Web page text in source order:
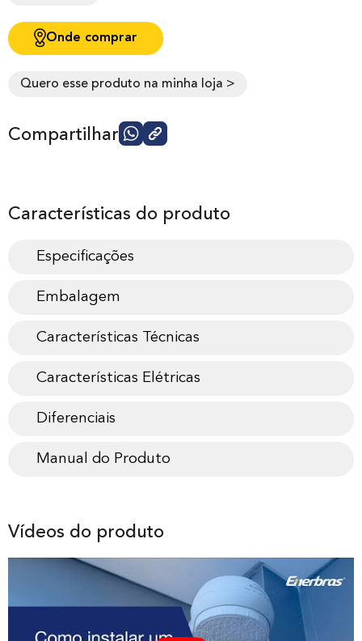
Onde comprar
Quero esse produto na minha loja >
Compartilhar
Características do produto
Especificações
Embalagem
Características Técnicas
Características Elétricas
Diferenciais
Manual do Produto
Vídeos do produto